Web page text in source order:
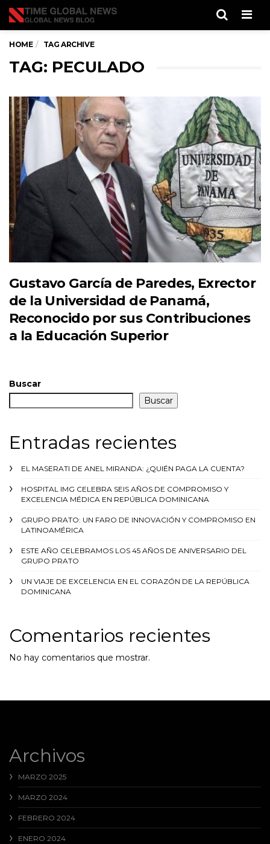
HOME TAG ARCHIVE
TAG: PECULADO
Gustavo García de Paredes, Exrector
de la Universidad de Panamá,
Reconocido por sus Contribuciones
a la Educación Superior
Buscar
Buscar
Entradas recientes
EL MASERATI DE ANEL MIRANDA: ¿QUIÉN PAGA LA CUENTA?
HOSPITAL IMG CELEBRA SEIS AÑOS DE COMPROMISO Y
EXCELENCIA MÉDICA EN REPÚBLICA DOMINICANA
GRUPO PRATO: UN FARO DE INNOVACIÓN Y COMPROMISO EN
LATINOAMÉRICA
ESTE AÑO CELEBRAMOS LOS 45 AÑOS DE ANIVERSARIO DEL
GRUPO PRATO
UN VIAJE DE EXCELENCIA EN EL CORAZÓN DE LA REPÚBLICA
DOMINICANA
Comentarios recientes
No hay comentarios que mostrar.
Archivos
MARZO 2025
MARZO 2024
FEBRERO 2024
ENERO 2024